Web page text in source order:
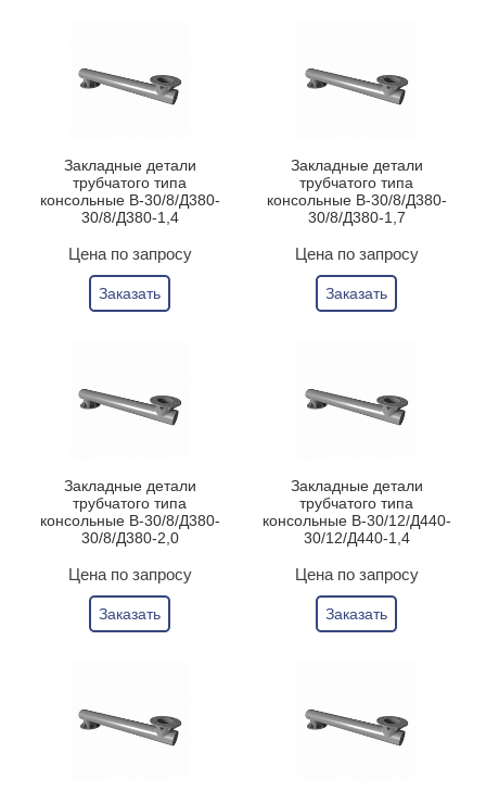
Закладные детали
трубчатого типа
консольные В-30/8/Д380-
30/8/Д380-1,4
Цена по запросу
Заказать
Закладные детали
трубчатого типа
консольные В-30/8/Д380-
30/8/Д380-1,7
Цена по запросу
Заказать
Закладные детали
трубчатого типа
консольные В-30/8/Д380-
30/8/Д380-2,0
Цена по запросу
Заказать
Закладные детали
трубчатого типа
консольные В-30/12/Д440-
30/12/Д440-1,4
Цена по запросу
Заказать